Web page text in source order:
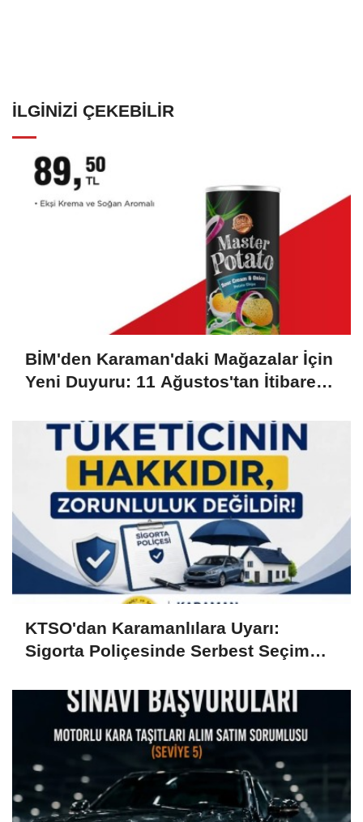
İLGINIZI ÇEKEBILIR
BİM'den Karaman'daki Mağazalar İçin
Yeni Duyuru: 11 Ağustos'tan İtibaren
KTSO'dan Karamanlılara Uyarı:
Sigorta Poliçesinde Serbest Seçim